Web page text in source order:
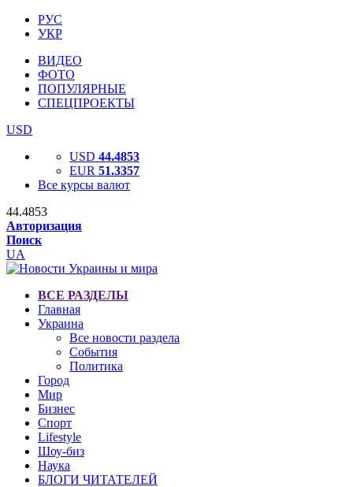
РУС
УКР
ВИДЕО
ФОТО
ПОПУЛЯРНЫЕ
СПЕЦПРОЕКТЫ
USD
USD 44.4853
EUR 51.3357
Все курсы валют
44.4853
Авторизация
Поиск
UA
ВСЕ РАЗДЕЛЫ
Главная
Украина
Все новости раздела
События
Политика
Город
Мир
Бизнес
Спорт
Lifestyle
Шоу-биз
Наука
БЛОГИ ЧИТАТЕЛЕЙ